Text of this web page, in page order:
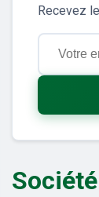
Société
Recevez